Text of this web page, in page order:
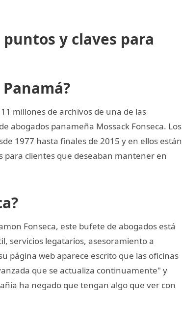
puntos y claves para
millones de archivos de una de las
abogados panameña Mossack Fonseca. Los
1977 hasta finales de 2015 y en ellos están
para clientes que deseaban mantener en
Fonseca, este bufete de abogados está
servicios legatarios, asesoramiento a
página web aparece escrito que las oficinas
que se actualiza continuamente" y
ha negado que tengan algo que ver con